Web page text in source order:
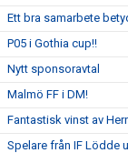
Ett bra samarbete
P05 i Gothia cup!!
Nytt sponsoravtal
Malmö FF i DM!
Fantastisk vinst av
Spelare från IF Lödde